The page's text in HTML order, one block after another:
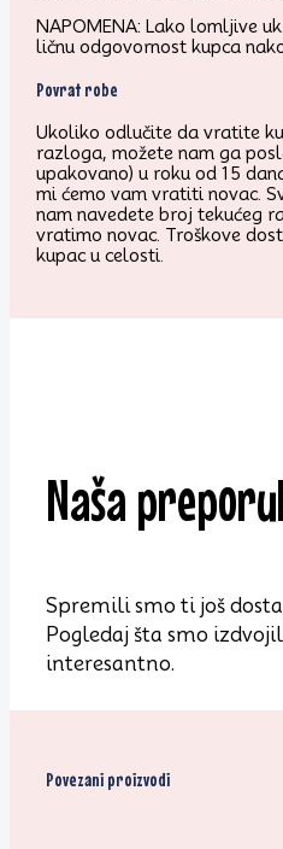
NAPOMENA: Lako lomljive
ličnu odgovornost kupca
Povrat robe
Ukoliko odlučite da vratite
razloga, možete nam ga
upakovano) u roku od 15
mi ćemo vam vratiti novac.
nam navedete broj tekućeg
vratimo novac. Troškove
kupac u celosti.
Naša
Spremili smo ti još
Pogledaj šta smo
interesantno.
Povezani proizvodi